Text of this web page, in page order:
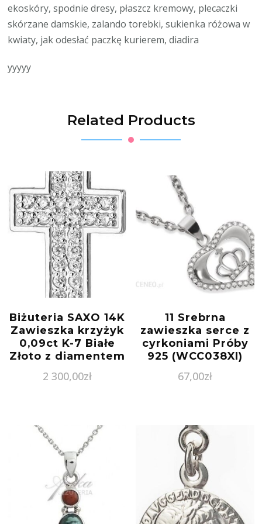
ekoskóry, spodnie dresy, płaszcz kremowy, plecaczki
skórzane damskie, zalando torebki, sukienka różowa w
kwiaty, jak odesłać paczkę kurierem, diadira
yyyyy
Related Products
Biżuteria SAXO 14K
Zawieszka krzyżyk
0,09ct K-7 Białe
Złoto z diamentem
2 300,00zł
11 Srebrna
zawieszka serce z
cyrkoniami Próby
925 (WCC038XI)
67,00zł